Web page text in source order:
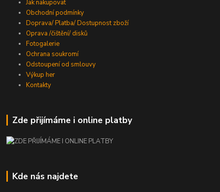
Jak nakupovat
Obchodní podmínky
Doprava/ Platba/ Dostupnost zboží
Oprava /čištění/ disků
Fotogalerie
Ochrana soukromí
Odstoupení od smlouvy
Výkup her
Kontakty
Zde přijímáme i online platby
Kde nás najdete